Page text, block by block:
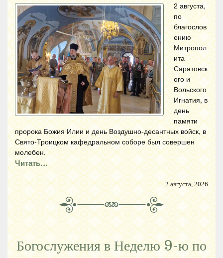
2 августа,
по
благослов
ению
Митропол
ита
Саратовск
ого и
Вольского
Игнатия, в
день
памяти
пророка Божия Илии и день Воздушно-десантных войск, в
Свято-Троицком кафедральном соборе был совершен
молебен.
Читать…
2 августа, 2026
Богослужения в Неделю 9-ю по